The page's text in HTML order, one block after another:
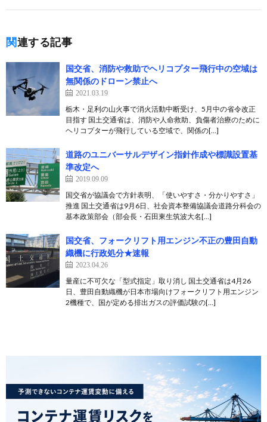
関連する記事
国交省、消防や救助でヘリコプター飛行中の空域は
無関係のドローン禁止へ
2021.03.19
栃木・足利の山火事で消火活動中断受け、5月中の省令改正
目指す 国土交通省は、消防や人命救助、負傷者治療のために
ヘリコプターが飛行している空域で、関係の[…]
道路のユニバーサルデザイン指針作成や標識設置基
準改定へ
2019.09.09
国交省が協議会で方針表明、「使いやすさ・分かりやすさ」
推進 国土交通省は9月6日、社会資本整備協議会道路分科会の
基本政策部会（部会長・石田東生筑波大名[…]
国交省、フォークリフト用エンジン不正の豊田自動
織機に行政処分★速報
2023.04.26
量産に不可欠な「型式指定」取り消し 国土交通省は4月26
日、豊田自動織機が日本市場向けフォークリフト用エンジン
2機種で、国が定める排出ガスの評価試験の[…]